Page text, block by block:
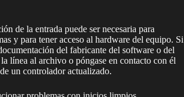
de la entrada puede ser necesaria para
y para tener acceso al hardware del equipo. Si
del fabricante del software o del
línea al archivo o póngase en contacto con él
un controlador actualizado.